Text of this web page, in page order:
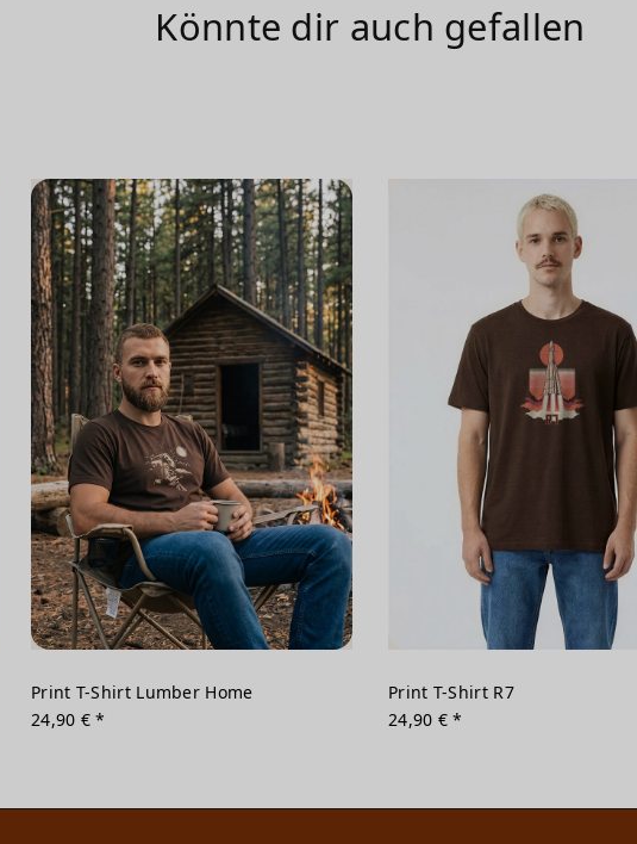
Könnte dir auch gefallen
Print T-Shirt Lumber Home
24,90 € *
Print T-Shirt R7
24,90 € *